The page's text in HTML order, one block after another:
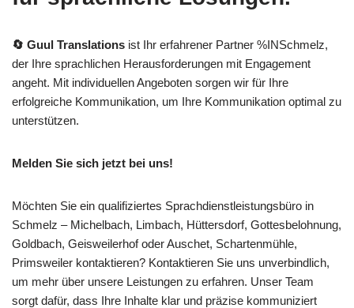
🔄 Guul Translations ist Ihr erfahrener Partner %INSchmelz,
der Ihre sprachlichen Herausforderungen mit Engagement
angeht. Mit individuellen Angeboten sorgen wir für Ihre
erfolgreiche Kommunikation, um Ihre Kommunikation optimal zu
unterstützen.
Melden Sie sich jetzt bei uns!
Möchten Sie ein qualifiziertes Sprachdienstleistungsbüro in
Schmelz – Michelbach, Limbach, Hüttersdorf, Gottesbelohnung,
Goldbach, Geisweilerhof oder Auschet, Schartenmühle,
Primsweiler kontaktieren? Kontaktieren Sie uns unverbindlich,
um mehr über unsere Leistungen zu erfahren. Unser Team
sorgt dafür, dass Ihre Inhalte klar und präzise kommuniziert